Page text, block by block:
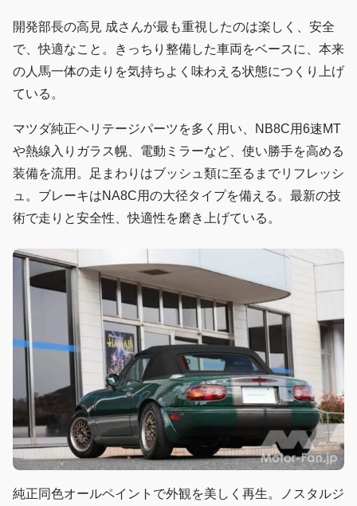
開発部長の高見 成さんが最も重視したのは楽しく、安全
で、快適なこと。きっちり整備した車両をベースに、本来
の人馬一体の走りを気持ちよく味わえる状態につくり上げ
ている。
マツダ純正ヘリテージパーツを多く用い、NB8C用6速MT
や熱線入りガラス幌、電動ミラーなど、使い勝手を高める
装備を流用。足まわりはブッシュ類に至るまでリフレッシ
ュ。ブレーキはNA8C用の大径タイプを備える。最新の技
術で走りと安全性、快適性を磨き上げている。
純正同色オールペイントで外観を美しく再生。ノスタルジ